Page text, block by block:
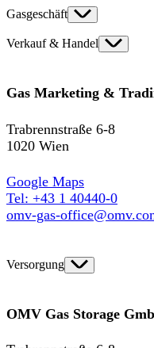
Gasgeschäft
Verkauf & Handel
Gas Marketing &
Trabrennstraße 6-8
1020 Wien
Google Maps
Tel: +43 1 40440-0
omv-gas-
Versorgung
OMV Gas Storage